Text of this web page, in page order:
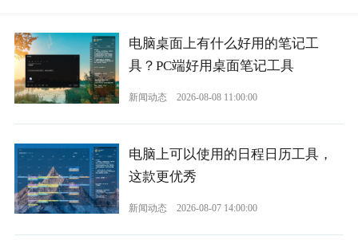
电脑桌面上有什么好用的笔记工
具？PC端好用桌面笔记工具
新闻动态 2026-08-08 11:00:00
电脑上可以使用的日程日历工具，
这款更优秀
新闻动态 2026-08-07 14:00:00